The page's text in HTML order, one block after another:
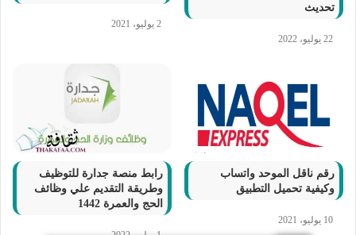
تحديث
22 يوليو، 2022
2 يوليو، 2021
رقم ناقل الموحد واتساب
وكيفية تحميل التطبيق
10 يوليو، 2021
رابط منصة جدارة للتوظيف
وطريقة التقديم علي وظائف
الحج والعمرة 1442